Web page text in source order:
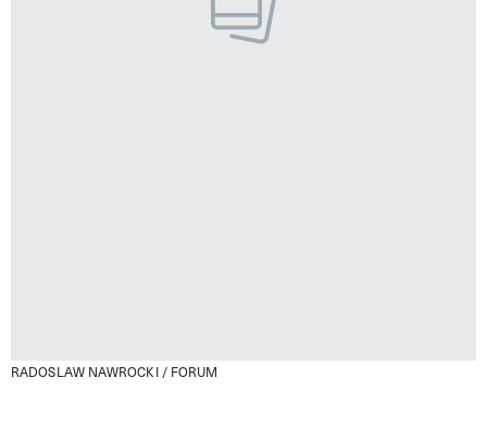
RADOSLAW NAWROCKI / FORUM